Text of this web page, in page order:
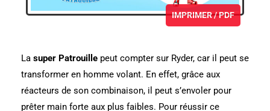
IMPRIMER / PDF
La super Patrouille peut compter sur Ryder, car il peut se
transformer en homme volant. En effet, grâce aux
réacteurs de son combinaison, il peut s’envoler pour
prêter main forte aux plus faibles. Pour réussir ce